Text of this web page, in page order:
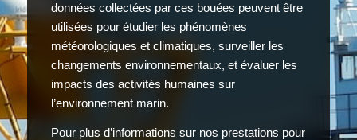
données collectées par ces bouées peuvent être
utilisées pour étudier les phénomènes
météorologiques et climatiques, surveiller les
changements environnementaux, et évaluer les
impacts des activités humaines sur
l’environnement marin.
Pour plus d’informations sur nos prestations pour